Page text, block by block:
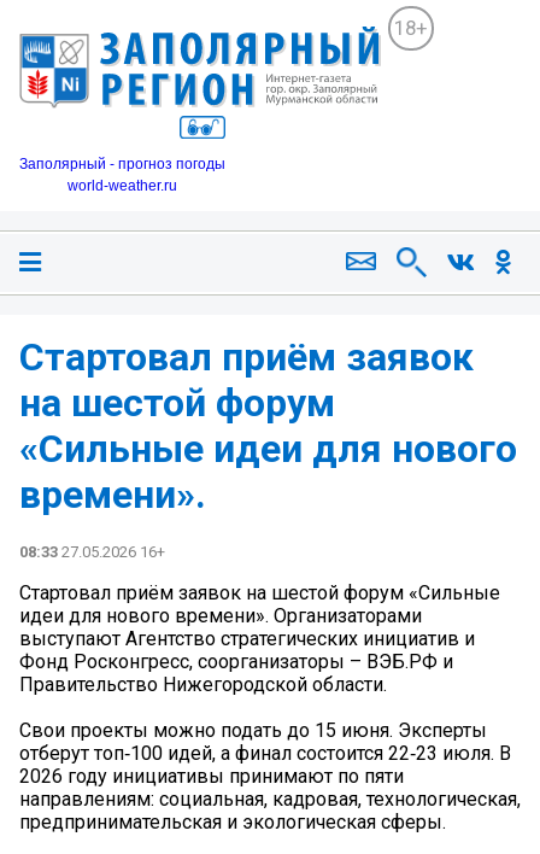
18+
Заполярный - прогноз погоды
world-weather.ru
Стартовал приём заявок
на шестой форум
«Сильные идеи для нового
времени».
08:33 27.05.2026 16+
Стартовал приём заявок на шестой форум «Сильные
идеи для нового времени». Организаторами
выступают Агентство стратегических инициатив и
Фонд Росконгресс, соорганизаторы – ВЭБ.РФ и
Правительство Нижегородской области.
Свои проекты можно подать до 15 июня. Эксперты
отберут топ‑100 идей, а финал состоится 22‑23 июля. В
2026 году инициативы принимают по пяти
направлениям: социальная, кадровая, технологическая,
предпринимательская и экологическая сферы.